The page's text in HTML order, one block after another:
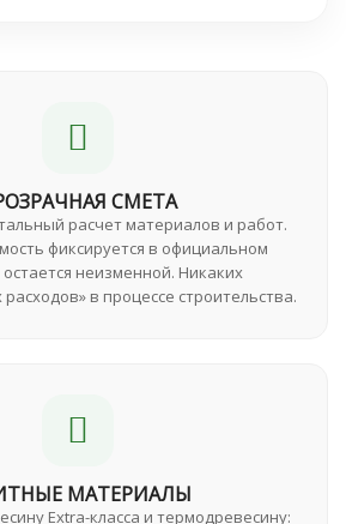
СМЕТА
расчет материалов и работ.
фиксируется в официальном
неизменной. Никаких
в процессе строительства.
МАТЕРИАЛЫ
Extra-класса и термодревесину: